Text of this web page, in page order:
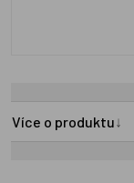
Více o produktu↓